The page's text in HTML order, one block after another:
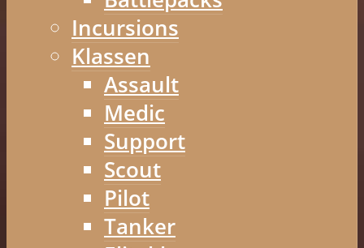
Incursions
Klassen
Assault
Medic
Support
Scout
Pilot
Tanker